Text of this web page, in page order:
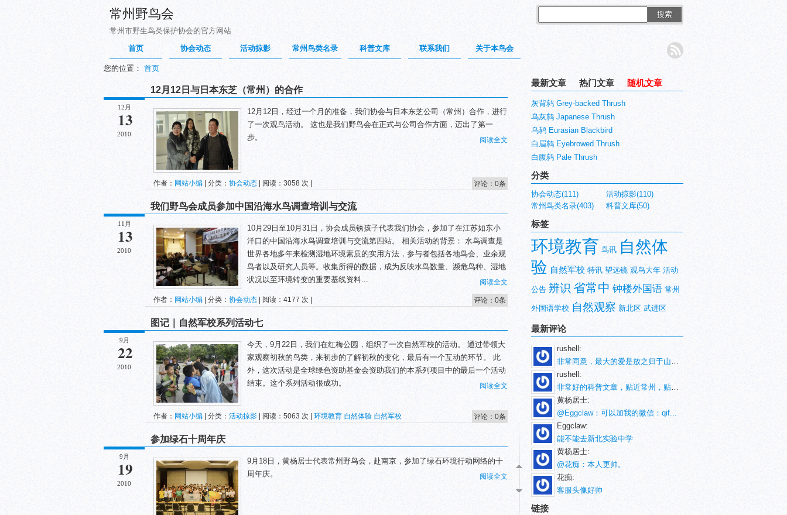
常州野鸟会
常州市野生鸟类保护协会的官方网站
搜索
首页 协会动态 活动掠影 常州鸟类名录 科普文库 联系我们 关于本鸟会
您的位置： 首页
12月
13
2010
12月12日与日本东芝（常州）的合作
12月12日，经过一个月的准备，我们协会与日本东芝公司（常州）合作，进行
了一次观鸟活动。 这也是我们野鸟会在正式与公司合作方面，迈出了第一
步。
阅读全文
作者： 网站小编 | 分类： 协会动态 | 阅读：3058 次 | 评论：0条
11月
13
2010
我们野鸟会成员参加中国沿海水鸟调查培训与交流
10月29日至10月31日，协会成员锈孩子代表我们协会，参加了在江苏如东小
洋口的中国沿海水鸟调查培训与交流第四站。 相关活动的背景： 水鸟调查是
世界各地多年来检测湿地环境素质的实用方法，参与者包括各地鸟会、业余观
鸟者以及研究人员等。收集所得的数据，成为反映水鸟数量、濒危鸟种、湿地
状况以至环境转变的重要基线资料...
阅读全文
作者： 网站小编 | 分类： 协会动态 | 阅读：4177 次 | 评论：0条
9月
22
2010
图记｜自然军校系列活动七
今天，9月22日，我们在红梅公园，组织了一次自然军校的活动。 通过带领大
家观察初秋的鸟类，来初步的了解初秋的变化，最后有一个互动的环节。 此
外，这次活动是全球绿色资助基金会资助我们的本系列项目中的最后一个活动
结束。这个系列活动很成功。
阅读全文
作者： 网站小编 | 分类： 活动掠影 | 阅读：5063 次 | 环境教育 自然体验 自然军校 评论：0条
9月
19
2010
参加绿石十周年庆
9月18日，黄杨居士代表常州野鸟会，赴南京，参加了绿石环境行动网络的十
周年庆。
阅读全文
最新文章 热门文章 随机文章
灰背鸫 Grey-backed Thrush
乌灰鸫 Japanese Thrush
乌鸫 Eurasian Blackbird
白眉鸫 Eyebrowed Thrush
白腹鸫 Pale Thrush
分类
协会动态(111)
活动掠影(110)
常州鸟类名录(403)
科普文库(50)
标签
环境教育 鸟讯 自然体
验 自然军校 特讯 望远镜 观鸟大年 活动
公告 辨识 省常中 钟楼外国语 常州
外国语学校 自然观察 新北区 武进区
最新评论
rushell:
非常同意，最大的爱是放之归于山林。
rushell:
非常好的科普文章，贴近常州，贴近生活！
黄杨居士:
@Eggclaw：可以加我的微信：qif...
Eggclaw:
能不能去新北实验中学
黄杨居士:
@花痴：本人更帅。
花痴:
客服头像好帅
链接